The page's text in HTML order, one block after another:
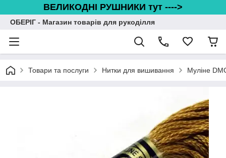
ВЕЛИКОДНІ РУШНИКИ тут ---->
ОБЕРІГ - Магазин товарів для рукоділля
Товари та послуги Нитки для вишивання Муліне